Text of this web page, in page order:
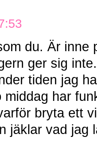
du. Är inne
ger sig
tiden jag
har
bryta ett
jäklar vad jag